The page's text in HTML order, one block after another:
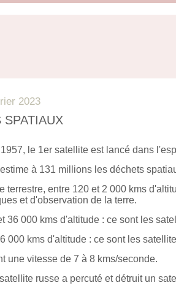
2023
SPATIAUX
le 1er satellite est lancé dans
à 131 millions les déchets
terrestre, entre 120 et 2 000 kms
et d'observation de la terre.
36 000 kms d'altitude : ce sont les
000 kms d'altitude : ce sont les
une vitesse de 7 à 8 kms/seconde.
russe a percuté et détruit un